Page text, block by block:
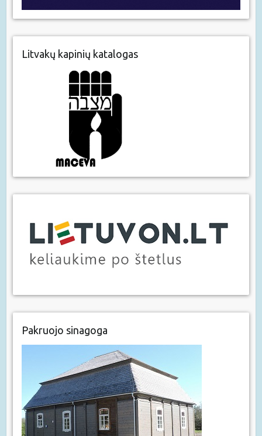
Litvakų kapinių katalogas
Pakruojo sinagoga